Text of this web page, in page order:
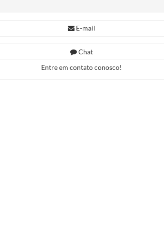
E-mail
Chat
Entre em contato conosco!